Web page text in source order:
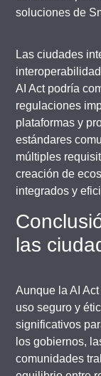
soluciones de
Las ciudades
AI Act podría
regulaciones
plataformas y
estándares
múltiples
creación de
integrados y
las
Aunque la AI
uso seguro y
significativos
los gobiernos,
comunidades